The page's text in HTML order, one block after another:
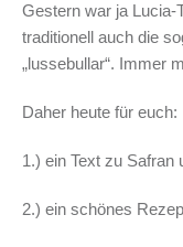
Gestern war ja Lucia-
traditionell auch die
„lussebullar“. Immer
Daher heute für euch:
1.) ein Text zu Safran
2.) ein schönes